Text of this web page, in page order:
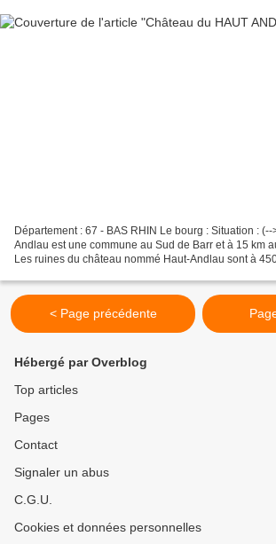
Département : 67 - BAS RHIN Le bourg : Situation :
Andlau est une commune au Sud de Barr et à 15 km
Les ruines du château nommé Haut-Andlau sont à
< Page précédente
Hébergé par Overblog
Top articles
Pages
Contact
Signaler un abus
C.G.U.
Cookies et données personnelles